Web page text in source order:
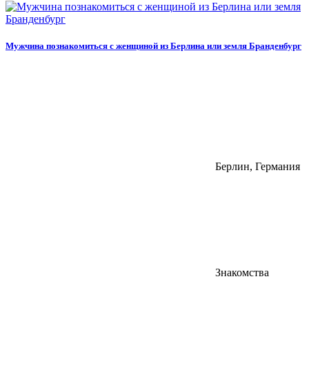
Мужчина познакомиться с женщиной из Берлина или земля Бранденбург
Берлин, Германия
Знакомства